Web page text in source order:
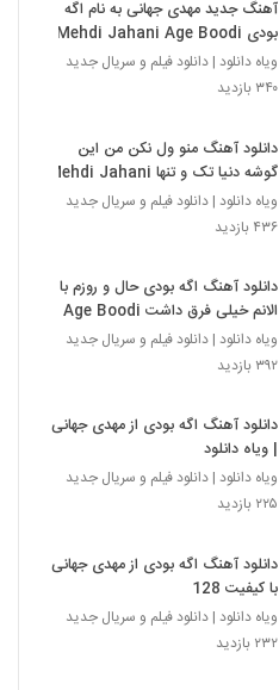
آهنگ جدید مهدی جهانی به نام اگه
بودی Mehdi Jahani Age Boodi
ویاه دانلود | دانلود فیلم و سریال جدید
۳۴۰ بازدید
دانلود آهنگ منو ول نکن من این
گوشه دنیا تک و تنها Mehdi Jahani
ویاه دانلود | دانلود فیلم و سریال جدید
۴۳۶ بازدید
دانلود آهنگ اگه بودی حال و روزم با
الانم خیلی فرق داشت Age Boodi
ویاه دانلود | دانلود فیلم و سریال جدید
۳۹۲ بازدید
دانلود آهنگ اگه بودی از مهدی جهانی
| ویاه دانلود
ویاه دانلود | دانلود فیلم و سریال جدید
۲۲۵ بازدید
دانلود آهنگ اگه بودی از مهدی جهانی
با کیفیت 128
ویاه دانلود | دانلود فیلم و سریال جدید
۲۳۲ بازدید